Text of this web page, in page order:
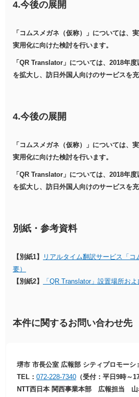
4.今後の展開
「コムスメガネ（仮称）」については、
実用化に向けた検討を行います。
「QR Translator」については、2018年
を拡大し、訪日外国人向けのサービスを
4.今後の展開
「コムスメガネ（仮称）」については、
実用化に向けた検討を行います。
「QR Translator」については、2018年
を拡大し、訪日外国人向けのサービスを
別紙・参考資料
【別紙1】
リアルタイム翻訳サービス「
要）
【別紙2】
「QR Translator」設置場所お
本件に関するお問い合わせ先
堺市 市長公室 広報部 シティプロモーシ
TEL： 072-228-7340 （受付：平日9時～
NTT西日本 関西事業本部 広報担当 山